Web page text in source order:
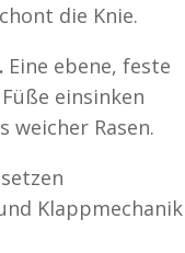
die Knie.
Eine ebene, feste
einsinken
weicher Rasen.
Klappmechanik